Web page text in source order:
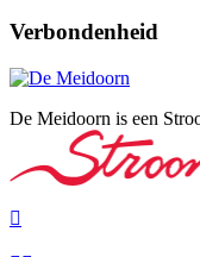
Verbondenheid
De Meidoorn is een
